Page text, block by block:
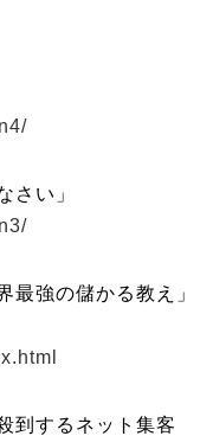
さい」
最強の儲かる教え」
到するネット集客